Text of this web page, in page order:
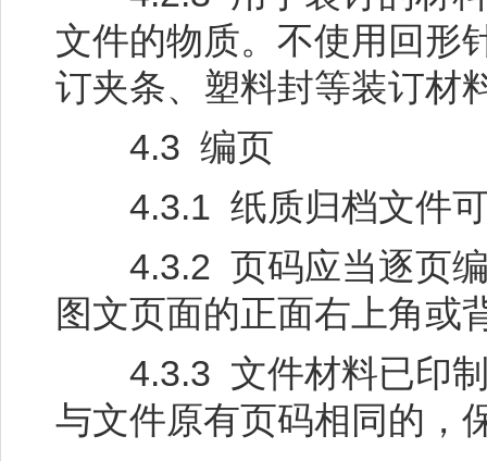
文件的物质。不使用回形
订夹条、塑料封等装订材
4.3 编页
4.3.1 纸质归档文件可
4.3.2 页码应当逐页编
图文页面的正面右上角或
4.3.3 文件材料已印制
与文件原有页码相同的，